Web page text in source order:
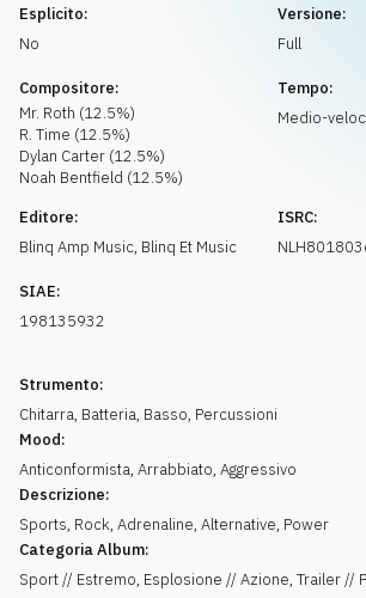
Esplicito:
No
Versione:
Full
Compositore:
Mr. Roth (12.5%)
R. Time (12.5%)
Dylan Carter (12.5%)
Noah Bentfield (12.5%)
Tempo:
Medio-
Editore:
Blinq Amp Music, Blinq Et Music
ISRC:
SIAE:
198135932
Strumento:
Chitarra, Batteria, Basso, Percussioni
Mood:
Anticonformista, Arrabbiato, Aggressivo
Descrizione:
Sports, Rock, Adrenaline, Alternative, Power
Categoria Album:
Sport // Estremo, Esplosione // Azione, Trailer //